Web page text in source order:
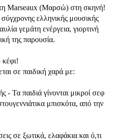
Marseaux (Μαρσώ) στη σκηνή!
ελληνικής μουσικής
γεμάτη ενέργεια, γιορτινή
της παρουσία.
κέφι!
σε παιδική χαρά με:
- Τα παιδιά γίνονται μικροί σεφ
μπισκότα, από την
σε ξωτικά, ελαφάκια και ό,τι